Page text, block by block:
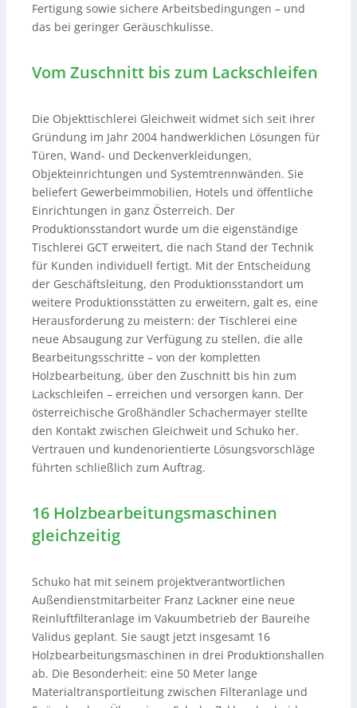
Fertigung sowie sichere Arbeitsbedingungen – und
das bei geringer Geräuschkulisse.
Vom Zuschnitt bis zum Lackschleifen
Die Objekttischlerei Gleichweit widmet sich seit ihrer
Gründung im Jahr 2004 handwerklichen Lösungen für
Türen, Wand- und Deckenverkleidungen,
Objekteinrichtungen und Systemtrennwänden. Sie
beliefert Gewerbeimmobilien, Hotels und öffentliche
Einrichtungen in ganz Österreich. Der
Produktionsstandort wurde um die eigenständige
Tischlerei GCT erweitert, die nach Stand der Technik
für Kunden individuell fertigt. Mit der Entscheidung
der Geschäftsleitung, den Produktionsstandort um
weitere Produktionsstätten zu erweitern, galt es, eine
Herausforderung zu meistern: der Tischlerei eine
neue Absaugung zur Verfügung zu stellen, die alle
Bearbeitungsschritte – von der kompletten
Holzbearbeitung, über den Zuschnitt bis hin zum
Lackschleifen – erreichen und versorgen kann. Der
österreichische Großhändler Schachermayer stellte
den Kontakt zwischen Gleichweit und Schuko her.
Vertrauen und kundenorientierte Lösungsvorschläge
führten schließlich zum Auftrag.
16 Holzbearbeitungsmaschinen
gleichzeitig
Schuko hat mit seinem projektverantwortlichen
Außendienstmitarbeiter Franz Lackner eine neue
Reinluftfilteranlage im Vakuumbetrieb der Baureihe
Validus geplant. Sie saugt jetzt insgesamt 16
Holzbearbeitungsmaschinen in drei Produktionshallen
ab. Die Besonderheit: eine 50 Meter lange
Materialtransportleitung zwischen Filteranlage und